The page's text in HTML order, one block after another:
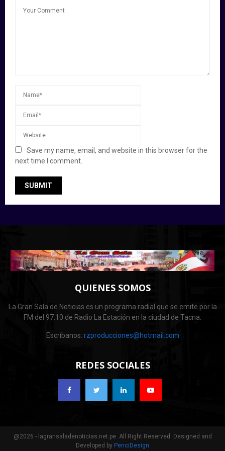
Save my name, email, and website in this browser for the
next time I comment.
QUIENES SOMOS
La Gran Sala de Noticias es un programa radial que se emite por la
FM del 97.10 de Radio La Estación en la ciudad de Tacna.
Escríbanos: rzproducciones@hotmail.com
REDES SOCIALES
@2026 - lagransaladenoticias.net.pe. All Right Reserved. Designed and
Developed by PenciDesign